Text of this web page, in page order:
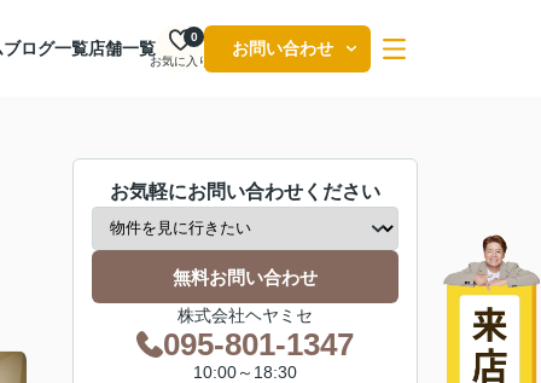
ブログ一覧店舗一覧
お気に入り
0
お問い合わせ
お気軽にお問い合わせください
無料お問い合わせ
株式会社ヘヤミセ
095-801-1347
10:00～18:30